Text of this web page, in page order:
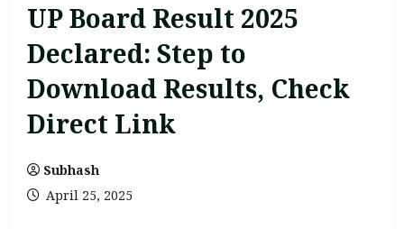
UP Board Result 2025
Declared: Step to
Download Results, Check
Direct Link
Subhash
April 25, 2025